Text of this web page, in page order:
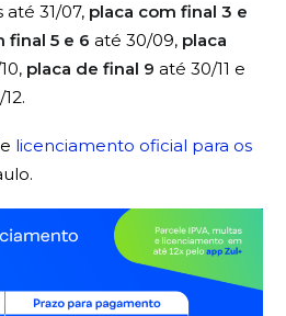
31/07, placa com final 3 e
final 5 e 6 até 30/09, placa
placa de final 9 até 30/11 e
licenciamento oficial para os